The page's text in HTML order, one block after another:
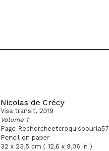
Nicolas de Crécy
Visa transit, 2019
Volume 1
Page Rechercheetcroquispourla57
Pencil on paper
32 x 23,5 cm ( 12,6 x 9,06 in )